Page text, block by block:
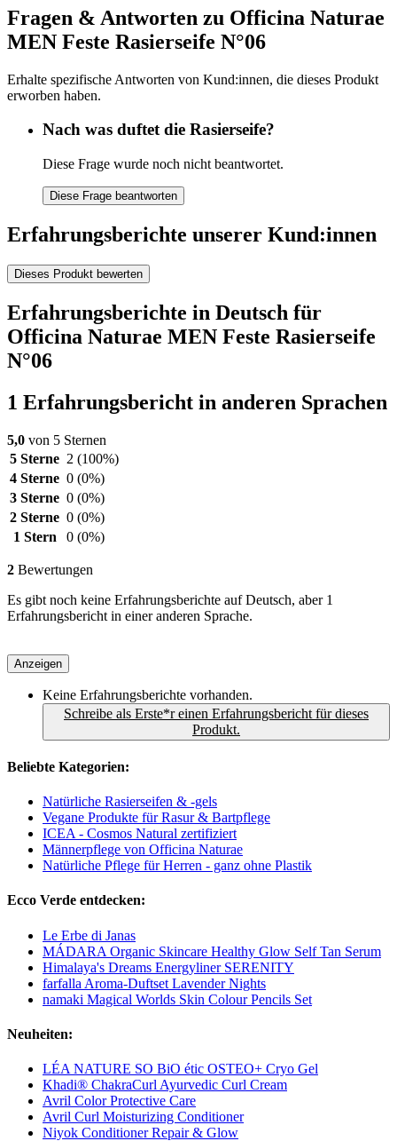
Fragen & Antworten zu Officina Naturae
MEN Feste Rasierseife N°06
Erhalte spezifische Antworten von Kund:innen, die dieses Produkt
erworben haben.
Nach was duftet die Rasierseife?
Diese Frage wurde noch nicht beantwortet.
Diese Frage beantworten
Erfahrungsberichte unserer Kund:innen
Dieses Produkt bewerten
Erfahrungsberichte in Deutsch für
Officina Naturae MEN Feste Rasierseife
N°06
1 Erfahrungsbericht in anderen Sprachen
5,0 von 5 Sternen
5 Sterne 2 (100%)
4 Sterne 0 (0%)
3 Sterne 0 (0%)
2 Sterne 0 (0%)
1 Stern
0 (0%)
2 Bewertungen
Es gibt noch keine Erfahrungsberichte auf Deutsch, aber 1
Erfahrungsbericht in einer anderen Sprache.
Anzeigen
Keine Erfahrungsberichte vorhanden.
Schreibe als Erste*r einen Erfahrungsbericht für dieses
Produkt.
Beliebte Kategorien:
Natürliche Rasierseifen & -gels
Vegane Produkte für Rasur & Bartpflege
ICEA - Cosmos Natural zertifiziert
Männerpflege von Officina Naturae
Natürliche Pflege für Herren - ganz ohne Plastik
Ecco Verde entdecken:
Le Erbe di Janas
MÁDARA Organic Skincare Healthy Glow Self Tan Serum
Himalaya's Dreams Energyliner SERENITY
farfalla Aroma-Duftset Lavender Nights
namaki Magical Worlds Skin Colour Pencils Set
Neuheiten:
LÉA NATURE SO BiO étic OSTEO+ Cryo Gel
Khadi® ChakraCurl Ayurvedic Curl Cream
Avril Color Protective Care
Avril Curl Moisturizing Conditioner
Niyok Conditioner Repair & Glow